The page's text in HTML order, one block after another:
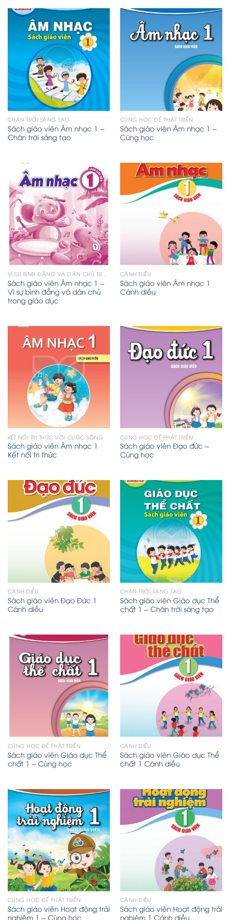
CHÂN TRỜI SÁNG TẠO
Sách giáo viên Âm nhạc 1 –
Chân trời sáng tạo
CÙNG HỌC ĐỂ PHÁT TRIỂN
Sách giáo viên Âm nhạc 1 –
Cùng học
Sách giáo viên Âm nhạc 1 –
Vì sự bình đẳng và dân chủ
trong giáo dục
CÁNH DIỀU
Sách giáo viên Âm nhạc 1
Cánh diều
KẾT NỐI TRI THỨC VỚI CUỘC SỐNG
Sách giáo viên Âm nhạc 1
Kết nối tri thức
CÙNG HỌC ĐỂ PHÁT TRIỂN
Sách giáo viên Đạo đức –
Cùng học
CÁNH DIỀU
Sách giáo viên Đạo Đức 1
Cánh diều
CHÂN TRỜI SÁNG TẠO
Sách giáo viên Giáo dục Thể
chất 1 – Chân trời sáng tạo
CÙNG HỌC ĐỂ PHÁT TRIỂN
Sách giáo viên Giáo dục Thể
chất 1 – Cùng học
CÁNH DIỀU
Sách giáo viên Giáo dục Thể
chất 1 Cánh diều
CÙNG HỌC ĐỂ PHÁT TRIỂN
Sách giáo viên Hoạt động trải
nghiệm 1 – Cùng học
CÁNH DIỀU
Sách giáo viên Hoạt động trải
nghiệm 1 Cánh diều